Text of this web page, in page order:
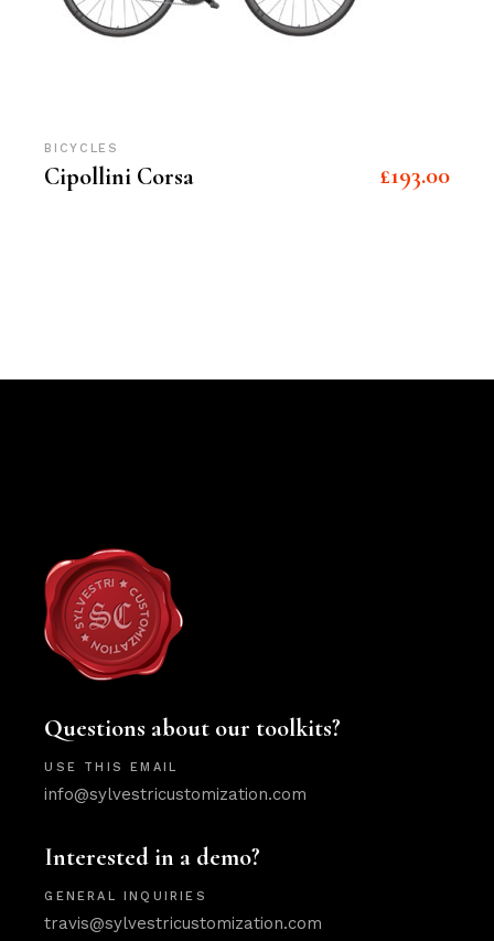
BICYCLES
Cipollini Corsa £193.00
Questions about our toolkits?
USE THIS EMAIL
info@sylvestricustomization.com
Interested in a demo?
GENERAL INQUIRIES
travis@sylvestricustomization.com